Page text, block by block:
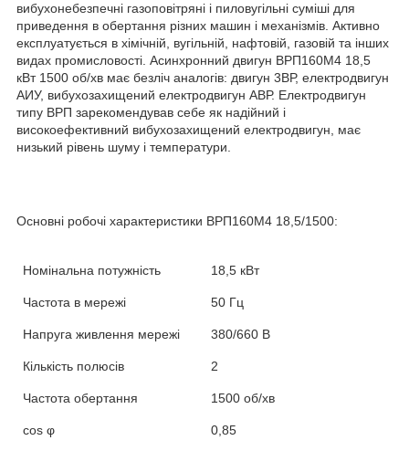
вибухонебезпечні газоповітряні і пиловугільні суміші для
приведення в обертання різних машин і механізмів. Активно
експлуатується в хімічній, вугільній, нафтовій, газовій та інших
видах промисловості. Асинхронний двигун ВРП160М4 18,5
кВт 1500 об/хв має безліч аналогів: двигун 3ВР, електродвигун
АИУ, вибухозахищений електродвигун АВР. Електродвигун
типу ВРП зарекомендував себе як надійний і
високоефективний вибухозахищений електродвигун, має
низький рівень шуму і температури.
Основні робочі характеристики ВРП160М4 18,5/1500:
Номінальна потужність 18,5 кВт
Частота в мережі 50 Гц
Напруга живлення мережі 380/660 В
Кількість полюсів 2
Частота обертання 1500 об/хв
cosφ 0,85